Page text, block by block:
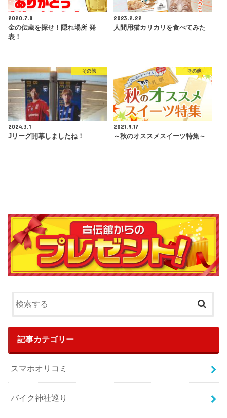
2020.7.8
金の伝蔵を探せ！隠れ場所 発
表！
2023.2.22
人間用猫カリカリを食べてみた
その他
2024.3.1
Jリーグ開幕しましたね！
その他
2021.9.17
～秋のオススメスイーツ特集～
記事カテゴリー
スマホオリコミ
バイク神社巡り